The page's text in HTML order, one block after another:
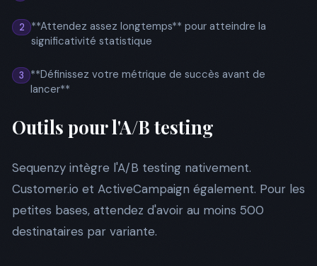
2
**Attendez assez longtemps** pour atteindre la
significativité statistique
3
**Définissez votre métrique de succès avant de
lancer**
Outils pour l'A/B testing
Sequenzy intègre l'A/B testing nativement.
Customer.io et ActiveCampaign également. Pour les
petites bases, attendez d'avoir au moins 500
destinataires par variante.